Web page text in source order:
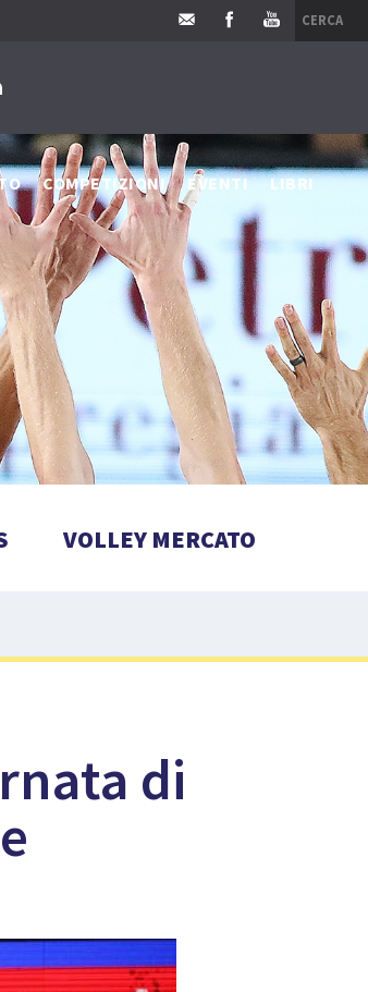
COMPETIZIONI EVENTI LIBRI
VOLLEY MERCATO
di